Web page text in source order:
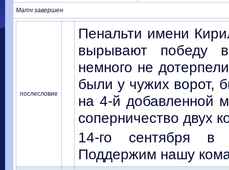
Матч завершен
послесловие
Пенальти имени
вырывают победу
немного не
были у чужих ворот,
на 4-й добавленной
соперничество двух
14-го сентября
Поддержим нашу